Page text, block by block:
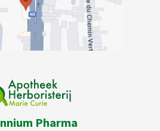
Pharma